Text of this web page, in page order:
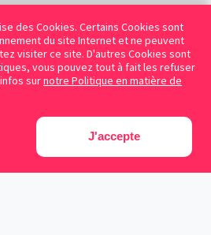
des Cookies. Certains Cookies sont
du site Internet et ne peuvent
visiter ce site. D'autres Cookies sont
vous pouvez tout à fait les refuser
surnotre Politique en matière de
J'accepte